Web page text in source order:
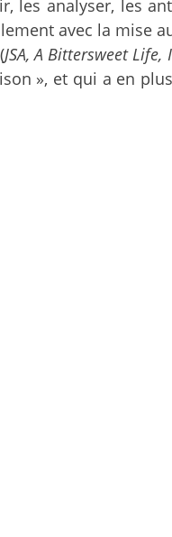
analyser, les
avec la mise
(JSA, A Bittersweet Life,
», et qui a en